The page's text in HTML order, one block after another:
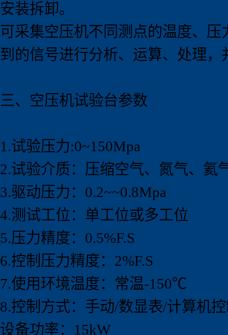
安装拆卸。
可采集空压机不同测点的温度、
到的信号进行分析、运算、处理
三、空压机试验台参数
1.试验压力:0~150Mpa
2.试验介质：压缩空气、氮气、氦
3.驱动压力：0.2~~0.8Mpa
4.测试工位：单工位或多工位
5.压力精度：0.5%F.S
6.控制压力精度：2%F.S
7.使用环境温度：常温-150℃
8.控制方式：手动/数显表/计算机
设备功率：15kW